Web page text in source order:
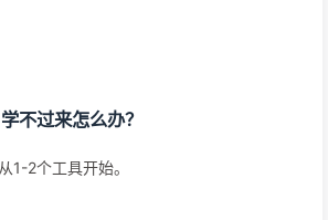
不过来怎么办？
1-2个工具开始。